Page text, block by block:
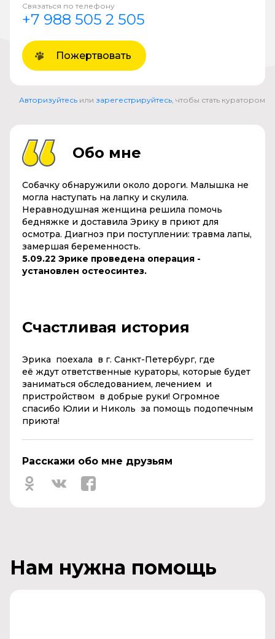
Связаться по телефону
+7 988 505 2 505
Пожертвовать
Авторизуйтесь или зарегестрируйтесь , чтобы стать куратором
Обо мне
Собачку обнаружили около дороги. Малышка не
могла наступать на лапку и скулила.
Неравнодушная женщина решила помочь
бедняжке и доставила Эрику в приют для
осмотра. Диагноз при поступлении: травма лапы,
замершая беременность.
5.09.22 Эрике проведена операция -
установлен остеосинтез.
Счастливая история
Эрика поехала в г. Санкт-Петербург, где
её ждут ответственные кураторы, которые будет
заниматься обследованием, лечением и
пристройством в добрые руки! Огромное
спасибо Юлии и Николь за помощь подопечным
приюта!
Расскажи обо мне друзьям
Нам нужна помощь